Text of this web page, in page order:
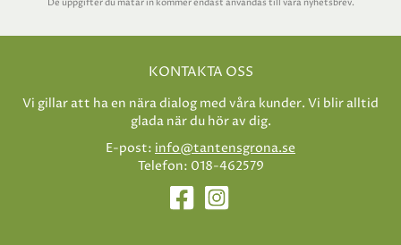
De uppgifter du matar in kommer endast användas till våra nyhetsbrev.
KONTAKTA OSS
Vi gillar att ha en nära dialog med våra kunder. Vi blir alltid
glada när du hör av dig.
E-post: info@tantensgrona.se
Telefon: 018-462579